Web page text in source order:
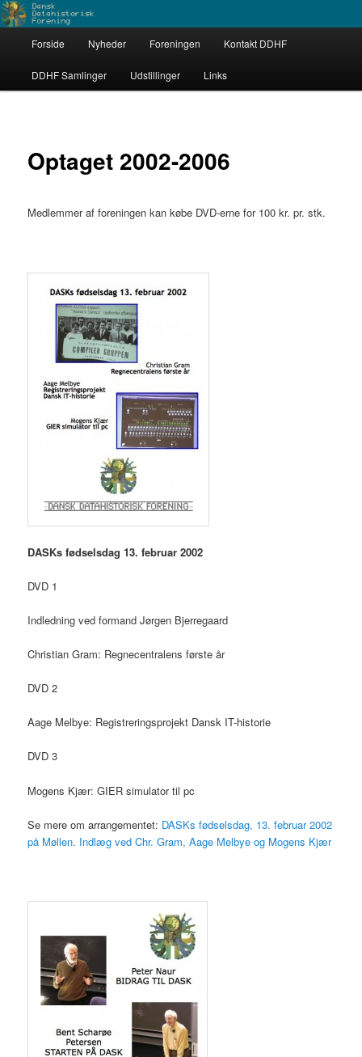
Fortsæt
til
primært
Dansk Datahistorisk Forening
Dataarkæologerne
Forside Nyheder Foreningen Kontakt DDHF
DDHF Samlinger Udstillinger Links
Optaget 2002-2006
Medlemmer af foreningen kan købe DVD-erne for 100 kr. pr. stk.
DASKs fødselsdag 13. februar 2002
DVD 1
Indledning ved formand Jørgen Bjerregaard
Christian Gram: Regnecentralens første år
DVD 2
Aage Melbye: Registreringsprojekt Dansk IT-historie
DVD 3
Mogens Kjær: GIER simulator til pc
Se mere om arrangementet: DASKs fødselsdag, 13. februar 2002
på Møllen. Indlæg ved Chr. Gram, Aage Melbye og Mogens Kjær